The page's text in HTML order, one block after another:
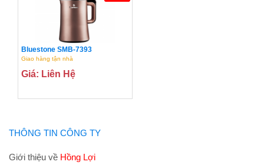
Bluestone SMB-7393
Giao hàng tận nhà
Giá: Liên Hệ
THÔNG TIN CÔNG TY
Giới thiệu về Hồng Lợi